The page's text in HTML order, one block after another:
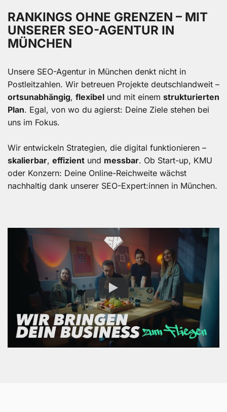
RANKINGS OHNE GRENZEN – MIT
UNSERER SEO-AGENTUR IN
MÜNCHEN
Unsere SEO-Agentur in München denkt nicht in
Postleitzahlen. Wir betreuen Projekte deutschlandweit –
ortsunabhängig, flexibel und mit einem strukturierten
Plan. Egal, von wo du agierst: Deine Ziele stehen bei
uns im Fokus.
Wir entwickeln Strategien, die digital funktionieren –
skalierbar, effizient und messbar. Ob Start-up, KMU
oder Konzern: Deine Online-Reichweite wächst
nachhaltig dank unserer SEO-Expert:innen in München.